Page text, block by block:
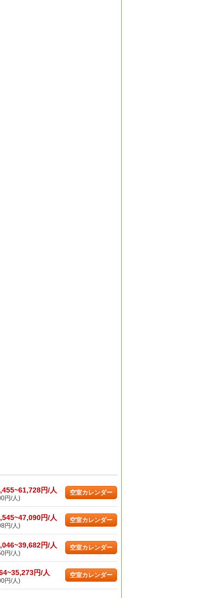
円/人
円/人)
空室カレンダー
円/人
円/人)
空室カレンダー
円/人
円/人)
空室カレンダー
円/人
円/人)
空室カレンダー